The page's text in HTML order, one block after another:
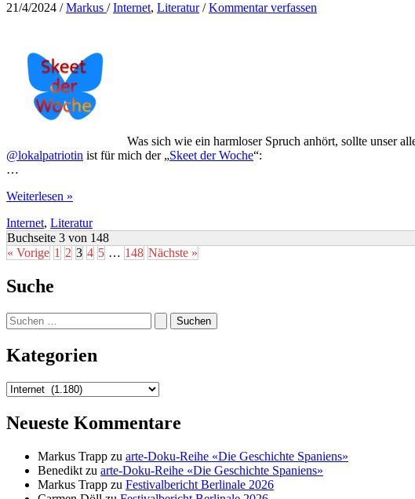
21/4/2024 /Markus /Internet, Literatur/Kommentar verfassen
Was sich wie ein harmloser Spruch anhört, sollte unser
@lokalpatriotin ist für mich der „Skeet der Woche“:
…
Glücksbringer
Weiterlesen »
Internet, Literatur
Buchseite 3 von 148
« Vorige 1 2 3 4 5 … 148 Nächste »
Suche
Suchen
nach:
Kategorien
Kategorien
Neueste Kommentare
Markus Trapp zu arte-Doku-Reihe «Die Geschichte Spaniens»
Benedikt zu arte-Doku-Reihe «Die Geschichte Spaniens»
Markus Trapp zu Festivalbericht Berlinale 2026